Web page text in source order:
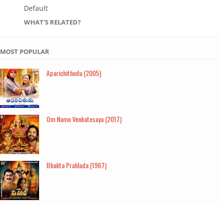
Default
WHAT'S RELATED?
MOST POPULAR
Aparichithudu (2005)
Om Namo Venkatesaya (2017)
Bhakta Prahlada (1967)